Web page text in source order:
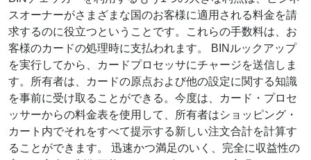
スオーナーがさまざまな国のお客様に適用される料金を請
求するのに役立つということです。これらの手数料は、お
客様のカードの処理時に支払われます。 BINルックアップ
を実行してから、カードプロセッサにチャージを送信しま
す。所有者は、カードの原点および他の設定に関する知識
を事前に受け取ることができる。今度は、カード・プロセ
ッサーからの料金表を使用して、所有者はショッピング・
カート内でそれをすべて提示する新しい注文合計を計算す
ることができます。 迅速かつ満足のいく、完全に収益性の